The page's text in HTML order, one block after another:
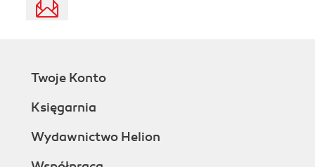
Twoje Konto
Księgarnia
Wydawnictwo Helion